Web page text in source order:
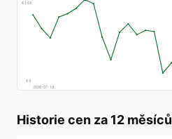
€148
€4
2026-07-10
Historie cen za 12 měsíců